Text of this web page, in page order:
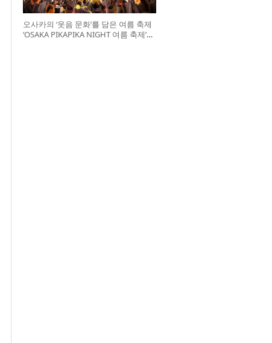
오사카의 ‘웃음 문화’를 담은 여름 축제
‘OSAKA PIKAPIKA NIGHT 여름 축제’